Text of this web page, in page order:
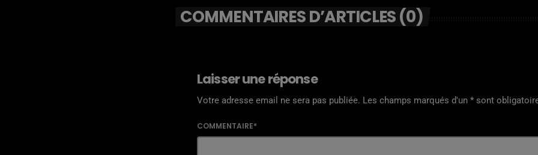
COMMENTAIRES D’ARTICLES (0)
Laisser une réponse
Votre adresse email ne sera pas publiée. Les champs marqués d'un * sont
COMMENTAIRE*